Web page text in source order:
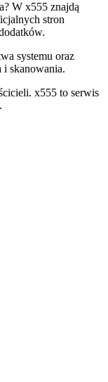
W x555 znajdą
stron
systemu oraz
i skanowania.
x555 to serwis